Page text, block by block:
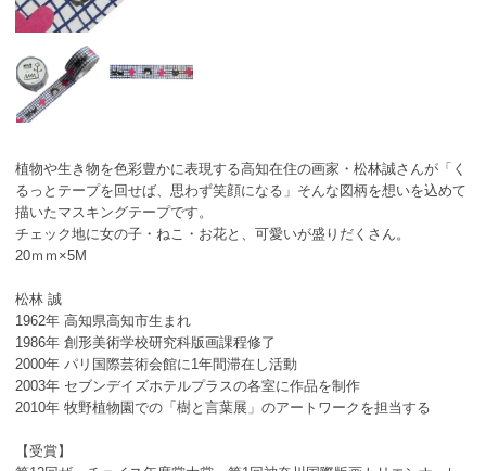
植物や生き物を色彩豊かに表現する高知在住の画家・松林誠さんが「く
るっとテープを回せば、思わず笑顔になる」そんな図柄を想いを込めて
描いたマスキングテープです。
チェック地に女の子・ねこ・お花と、可愛いが盛りだくさん。
20ｍｍ×5M
松林 誠
1962年 高知県高知市生まれ
1986年 創形美術学校研究科版画課程修了
2000年 パリ国際芸術会館に1年間滞在し活動
2003年 セブンデイズホテルプラスの各室に作品を制作
2010年 牧野植物園での「樹と言葉展」のアートワークを担当する
【受賞】